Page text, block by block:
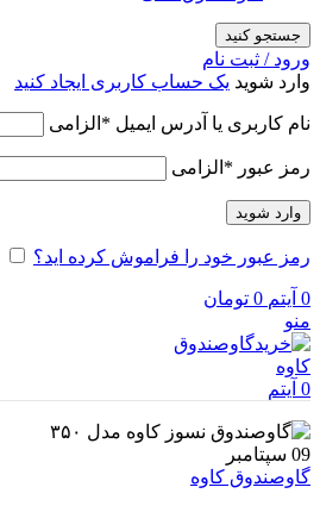
جستجو کنید
ورود / ثبت نام
وارد شوید یک حساب کاربری ایجاد کنید
نام کاربری یا آدرس ایمیل * الزامی
رمز عبور * الزامی
وارد شوید
رمز عبور خود را فراموش کرده اید؟
0 آیتم 0 تومان
منو
0 آیتم
09 سپتامبر
گاوصندوق کاوه